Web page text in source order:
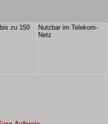
zu 150
Nutzbar im Telekom-
Netz